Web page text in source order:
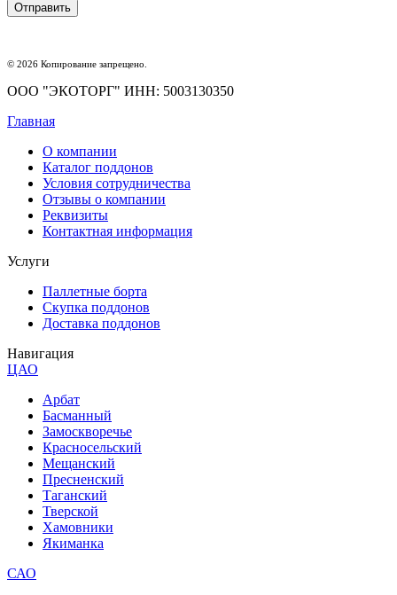
© 2026 Копирование запрещено.
ООО "ЭКОТОРГ" ИНН: 5003130350
Главная
О компании
Каталог поддонов
Условия сотрудничества
Отзывы о компании
Реквизиты
Контактная информация
Услуги
Паллетные борта
Скупка поддонов
Доставка поддонов
Навигация
ЦАО
Арбат
Басманный
Замоскворечье
Красносельский
Мещанский
Пресненский
Таганский
Тверской
Хамовники
Якиманка
САО